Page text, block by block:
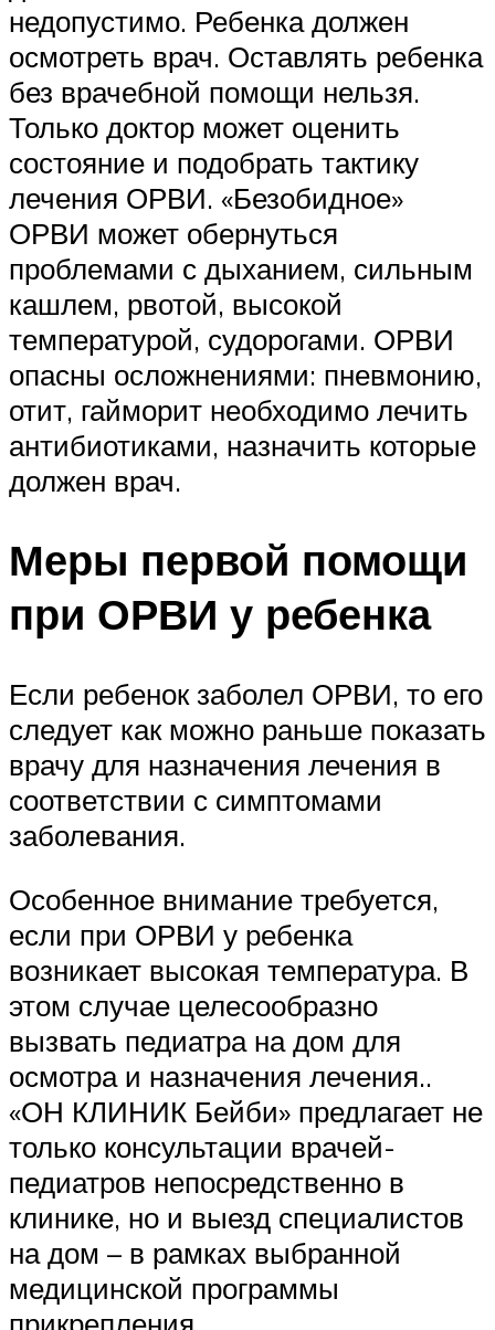
недопустимо. Ребенка должен
осмотреть врач. Оставлять ребенка
без врачебной помощи нельзя.
Только доктор может оценить
состояние и подобрать тактику
лечения ОРВИ. «Безобидное»
ОРВИ может обернуться
проблемами с дыханием, сильным
кашлем, рвотой, высокой
температурой, судорогами. ОРВИ
опасны осложнениями: пневмонию,
отит, гайморит необходимо лечить
антибиотиками, назначить которые
должен врач.
Меры первой помощи
при ОРВИ у ребенка
Если ребенок заболел ОРВИ, то его
следует как можно раньше показать
врачу для назначения лечения в
соответствии с симптомами
заболевания.
Особенное внимание требуется,
если при ОРВИ у ребенка
возникает высокая температура. В
этом случае целесообразно
вызвать педиатра на дом для
осмотра и назначения лечения..
«ОН КЛИНИК Бейби» предлагает не
только консультации врачей-
педиатров непосредственно в
клинике, но и выезд специалистов
на дом – в рамках выбранной
медицинской программы